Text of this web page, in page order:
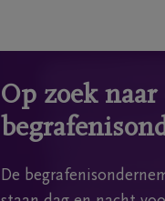
Op zoek naar
De